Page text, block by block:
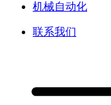
机械自动化
联系我们